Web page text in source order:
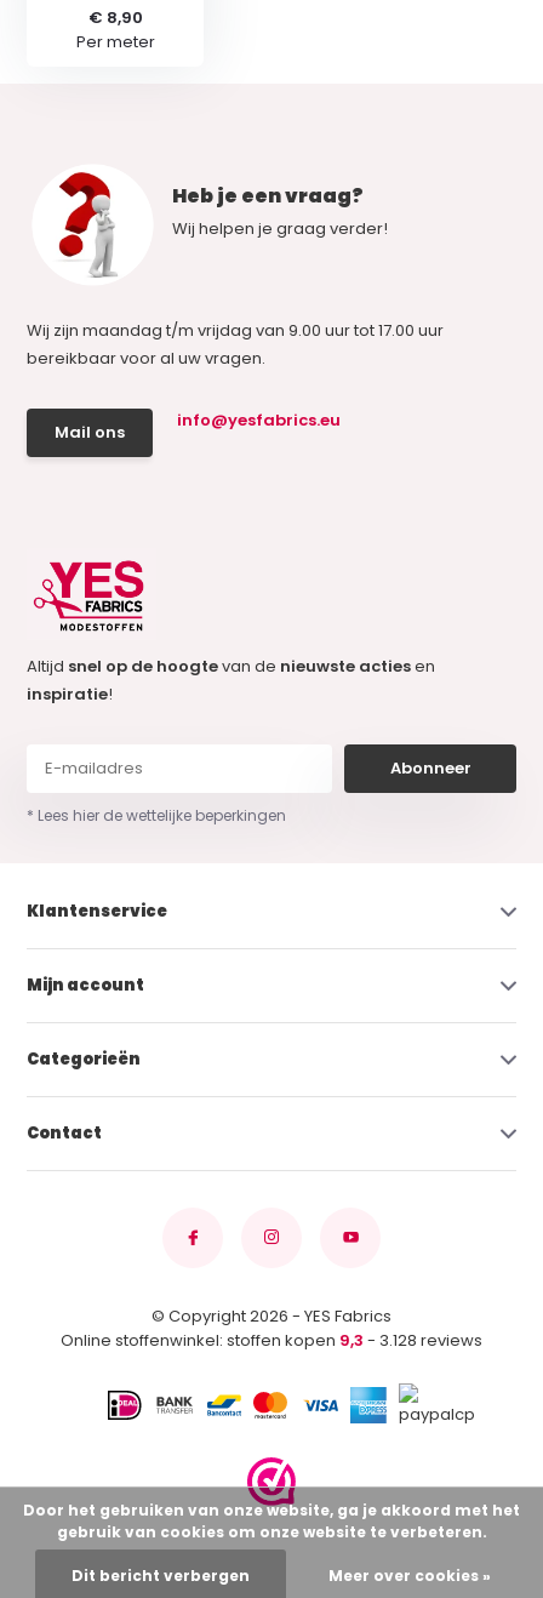
€ 8,90
Per meter
Heb je een vraag?
Wij helpen je graag verder!
Wij zijn maandag t/m vrijdag van 9.00 uur tot 17.00 uur
bereikbaar voor al uw vragen.
Mail ons
info@yesfabrics.eu
Altijd snel op de hoogtevan de nieuwste actiesen
inspiratie!
Abonneer
* Lees hier de wettelijke beperkingen
Klantenservice
Mijn account
Categorieën
Contact
© Copyright 2026 - YES Fabrics
Online stoffenwinkel: stoffen kopen 9,3 - 3.128 reviews
Door het gebruiken van onze website, ga je akkoord met het
gebruik van cookies om onze website te verbeteren.
Dit bericht verbergen Meer over cookies »